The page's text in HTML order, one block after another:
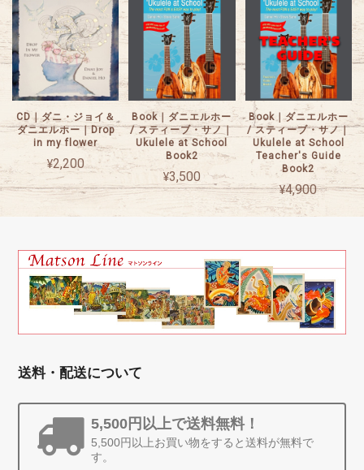
CD｜ダニ・ジョイ＆
ダニエルホー｜Drop
in my flower
¥2,200
Book｜ダニエルホー
/ スティーブ・サノ｜
Ukulele at School
Book2
¥3,500
Book｜ダニエルホー
/ スティーブ・サノ｜
Ukulele at School
Teacher's Guide
Book2
¥4,900
送料・配送について
5,500円以上で送料無料！
5,500円以上お買い物をすると送料が無料で
す。